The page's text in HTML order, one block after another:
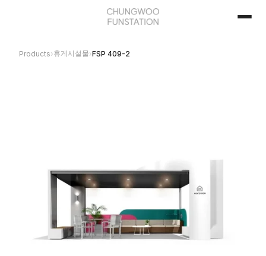
Products›휴게시설물›FSP 409-2